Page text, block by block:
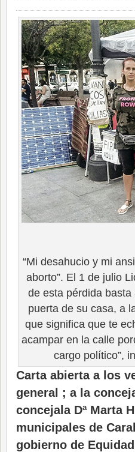
“Mi desahucio y mi
aborto”. El 1 de julio
de esta pérdida
puerta de su casa, a
que significa que te
acampar en la calle
cargo político”,
Carta abierta a los
general ; a la
concejala Dª Marta
municipales de
gobierno de